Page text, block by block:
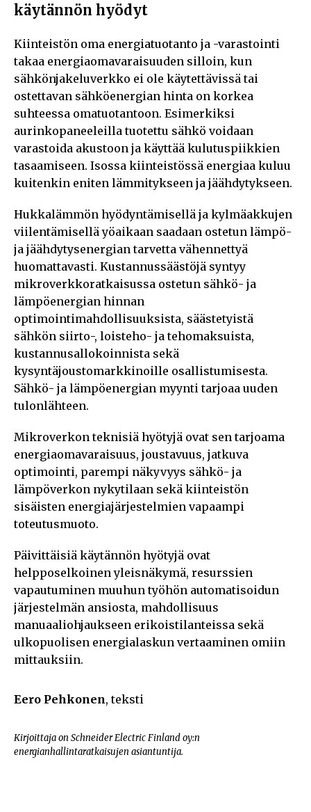
käytännön hyödyt
Kiinteistön oma energiatuotanto ja -varastointi
takaa energiaomavaraisuuden silloin, kun
sähkönjakeluverkko ei ole käytettävissä tai
ostettavan sähköenergian hinta on korkea
suhteessa omatuotantoon. Esimerkiksi
aurinkopaneeleilla tuotettu sähkö voidaan
varastoida akustoon ja käyttää kulutuspiikkien
tasaamiseen. Isossa kiinteistössä energiaa kuluu
kuitenkin eniten lämmitykseen ja jäähdytykseen.
Hukkalämmön hyödyntämisellä ja kylmäakkujen
viilentämisellä yöaikaan saadaan ostetun lämpö-
ja jäähdytysenergian tarvetta vähennettyä
huomattavasti. Kustannussäästöjä syntyy
mikroverkkoratkaisussa ostetun sähkö- ja
lämpöenergian hinnan
optimointimahdollisuuksista, säästetyistä
sähkön siirto-, loisteho- ja tehomaksuista,
kustannusallokoinnista sekä
kysyntäjoustomarkkinoille osallistumisesta.
Sähkö- ja lämpöenergian myynti tarjoaa uuden
tulonlähteen.
Mikroverkon teknisiä hyötyjä ovat sen tarjoama
energiaomavaraisuus, joustavuus, jatkuva
optimointi, parempi näkyvyys sähkö- ja
lämpöverkon nykytilaan sekä kiinteistön
sisäisten energiajärjestelmien vapaampi
toteutusmuoto.
Päivittäisiä käytännön hyötyjä ovat
helpposelkoinen yleisnäkymä, resurssien
vapautuminen muuhun työhön automatisoidun
järjestelmän ansiosta, mahdollisuus
manuaaliohjaukseen erikoistilanteissa sekä
ulkopuolisen energialaskun vertaaminen omiin
mittauksiin.
Eero Pehkonen, teksti
Kirjoittaja on Schneider Electric Finland oy:n
energianhallintaratkaisujen asiantuntija.